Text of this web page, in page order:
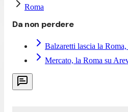
Roma
Da non perdere
Balzaretti lascia la
Mercato, la Roma su